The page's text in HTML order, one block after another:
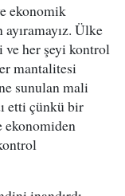
ekonomik
Ülke
ve her şeyi kontrol
mantalitesi
sunulan mali
etti çünkü bir
ekonomiden